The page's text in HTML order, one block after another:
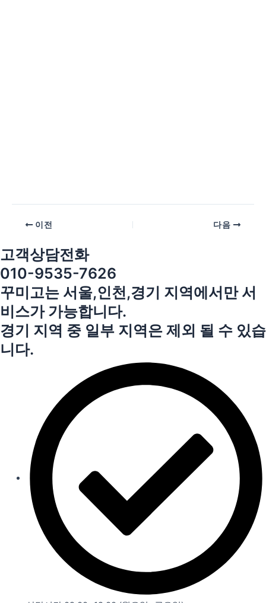
이전 다음
고객상담전화
010-9535-7626
꾸미고는 서울,인천,경기 지역에서만 서
비스가 가능합니다.
경기 지역 중 일부 지역은 제외 될 수 있습
니다.